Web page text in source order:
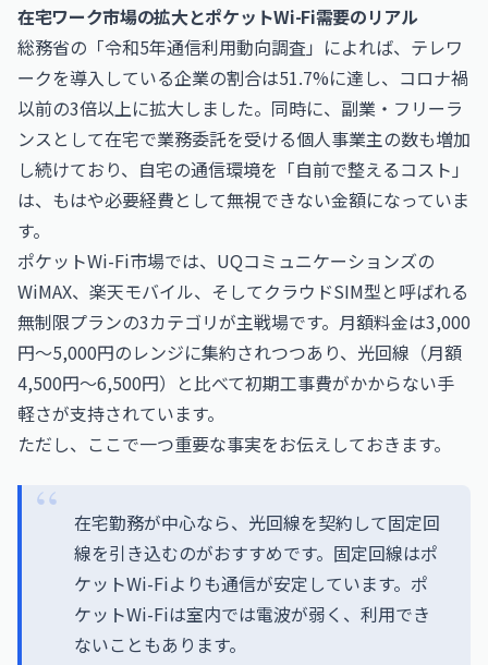
在宅ワーク市場の拡大とポケットWi-Fi需要のリアル
総務省の「令和5年通信利用動向調査」によれば、テレワ
ークを導入している企業の割合は51.7%に達し、コロナ禍
以前の3倍以上に拡大しました。同時に、副業・フリーラ
ンスとして在宅で業務委託を受ける個人事業主の数も増加
し続けており、自宅の通信環境を「自前で整えるコスト」
は、もはや必要経費として無視できない金額になっていま
す。
ポケットWi-Fi市場では、UQコミュニケーションズの
WiMAX、楽天モバイル、そしてクラウドSIM型と呼ばれる
無制限プランの3カテゴリが主戦場です。月額料金は3,000
円〜5,000円のレンジに集約されつつあり、光回線（月額
4,500円〜6,500円）と比べて初期工事費がかからない手
軽さが支持されています。
ただし、ここで一つ重要な事実をお伝えしておきます。
在宅勤務が中心なら、光回線を契約して固定回
線を引き込むのがおすすめです。固定回線はポ
ケットWi-Fiよりも通信が安定しています。ポ
ケットWi-Fiは室内では電波が弱く、利用でき
ないこともあります。